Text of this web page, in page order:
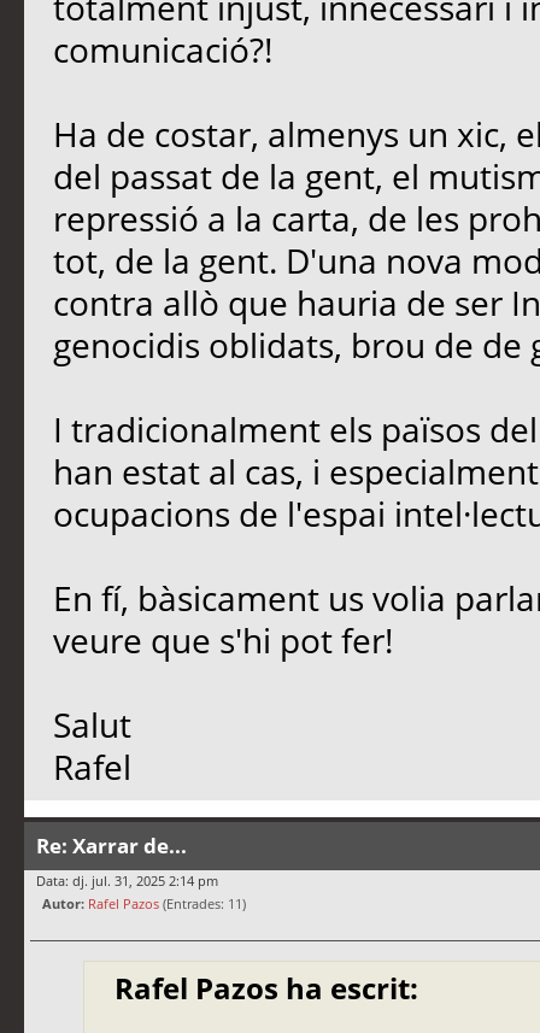
comunicació?!
Ha de costar, almenys un xic,
del passat de la gent, el
repressió a la carta, de les
tot, de la gent. D'una nova
contra allò que hauria de ser
genocidis oblidats, brou de de
I tradicionalment els països
han estat al cas, i
ocupacions de l'espai
En fí, bàsicament us volia
veure que s'hi pot fer!
Salut
Rafel
Re: Xarrar de...
Data: dj. jul. 31, 2025 2:14 pm
Autor: Rafel Pazos (Entrades: 11)
Rafel Pazos ha escrit: